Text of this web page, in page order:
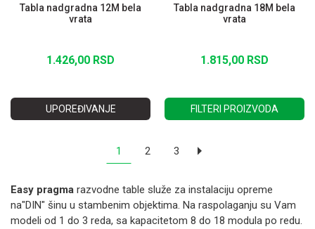
Tabla nadgradna 12M bela
vrata
1.426,00 RSD
Tabla nadgradna 18M bela
vrata
1.815,00 RSD
UPOREĐIVANJE FILTERI PROIZVODA
1 2 3
Easy pragma razvodne table služe za instalaciju opreme
na"DIN" šinu u stambenim objektima. Na raspolaganju su Vam
modeli od 1 do 3 reda, sa kapacitetom 8 do 18 modula po redu.